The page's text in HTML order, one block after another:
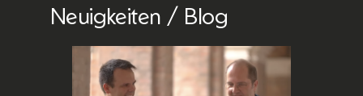
Neuigkeiten / Blog